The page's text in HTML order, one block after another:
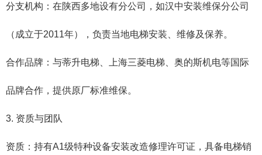
分支机构‌：在陕西多地设有分公司，如汉中安装维保分公司
（成立于2011年），负责当地电梯安装、维修及保养。
合作品牌‌：与蒂升电梯、上海三菱电梯、奥的斯机电等国际
品牌合作，提供原厂标准维保。
3. ‌资质与团队‌
资质‌：持有A1级特种设备安装改造修理许可证，具备电梯销